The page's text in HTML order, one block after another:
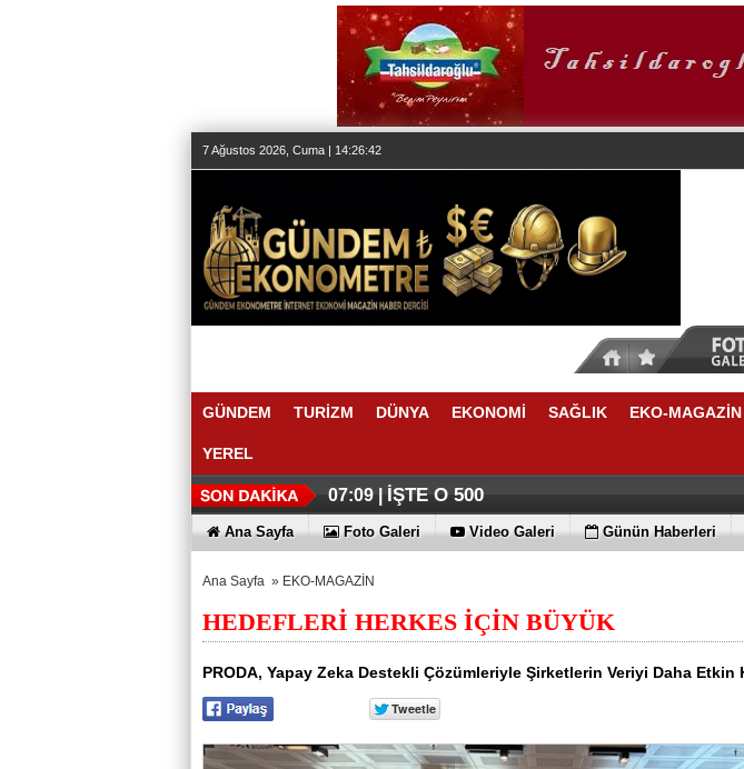
7 Ağustos 2026, Cuma | 14:26:43
GÜNDEM TURİZM DÜNYA EKONOMİ SAĞLIK EKO-MAGAZİN
YEREL
07:09 | İŞTE O 500
Ana Sayfa Foto Galeri Video Galeri Günün Haberleri
Ana Sayfa » EKO-MAGAZİN
HEDEFLERİ HERKES İÇİN BÜYÜK
PRODA, Yapay Zeka Destekli Çözümleriyle Şirketlerin Veriyi Daha Etkin